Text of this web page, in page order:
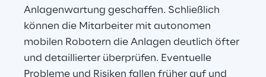
Anlagenwartung geschaffen. Schließlich
können die Mitarbeiter mit autonomen
mobilen Robotern die Anlagen deutlich öfter
und detaillierter überprüfen. Eventuelle
Probleme und Risiken fallen früher auf und